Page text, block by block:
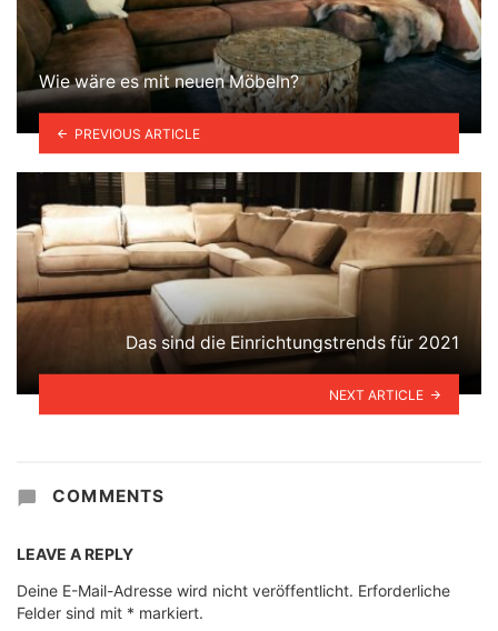
Wie wäre es mit neuen Möbeln?
PREVIOUS ARTICLE
Das sind die Einrichtungstrends für 2021
NEXT ARTICLE
COMMENTS
LEAVE A REPLY
Deine E-Mail-Adresse wird nicht veröffentlicht. Erforderliche
Felder sind mit * markiert.